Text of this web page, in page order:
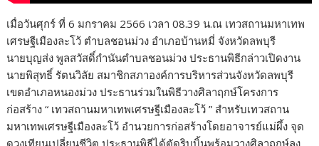
เมื่อวันศุกร์ ที่ 6 มกราคม 2566 เวลา 08.39 น.ณ เทวสถานมหาเทพ
เศรษฐีเมืองละโว้ ตำบลชอนม่วง อำเภอบ้านหมี่ จังหวัดลพบุรี
นายบุญส่ง พูลสวัสดิ์กำนันตำบลชอนม่วง ประธานพิธีกล่าวเปิดงาน
นายพิสุทธิ์ รัตนวิลัย สมาชิกสภาองค์การบริหารส่วนจังหวัดลพบุรี
เขตอำเภอหนองม่วง ประธานร่วมในพิธีวางศิลาฤกษ์โครงการ
ก่อสร้าง “ เทวสถานมหาเทพเศรษฐีเมืองละโว้ ” สำหรับเทวสถาน
มหาเทพเศรษฐีเมืองละโว้ อำนวยการก่อสร้างโดยอาจารย์แม่ผึ้ง จุด